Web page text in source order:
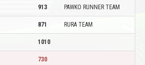
913 PAWKO RUNNER TEAM
871 RURA TEAM
1010
730